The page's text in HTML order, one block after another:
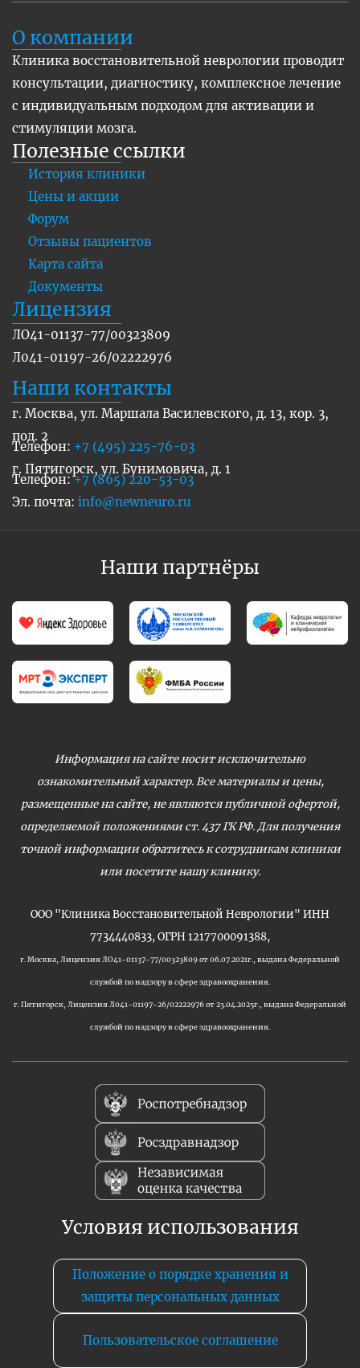
О компании
Клиника восстановительной неврологии проводит
консультации, диагностику, комплексное лечение
с индивидуальным подходом для активации и
стимуляции мозга.
Полезные ссылки
История клиники
Цены и акции
Форум
Отзывы пациентов
Карта сайта
Документы
Лицензия
ЛО41-01137-77/00323809
Л041-01197-26/02222976
Наши контакты
г. Москва, ул. Маршала Василевского, д. 13, кор. 3,
под. 2
Телефон: +7 (495) 225-76-03
г. Пятигорск, ул. Бунимовича, д. 1
Телефон:+7 (865) 220-53-03
Эл. почта: info@newneuro.ru
Наши партнёры
Информация на сайте носит исключительно
ознакомительный характер. Все материалы и цены,
размещенные на сайте, не являются публичной офертой,
определяемой положениями ст. 437 ГК РФ. Для получения
точной информации обратитесь к сотрудникам клиники
или посетите нашу клинику.
ООО "Клиника Восстановительной Неврологии" ИНН
7734440833, ОГРН 1217700091388,
г. Москва, Лицензия ЛО41-01137-77/00323809 от 06.07.2021г., выдана Федеральной
службой по надзору в сфере здравоохранения.
г. Пятигорск, Лицензия Л041-01197-26/02222976 от 23.04.2025г., выдана Федеральной
службой по надзору в сфере здравоохранения.
Условия использования
Положение о порядке хранения и
защиты персональных данных
Пользовательское соглашение